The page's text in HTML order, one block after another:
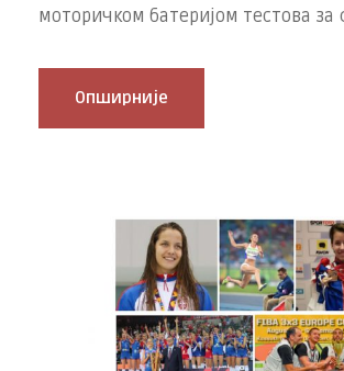
моторичком батеријом тестова за
Опширније